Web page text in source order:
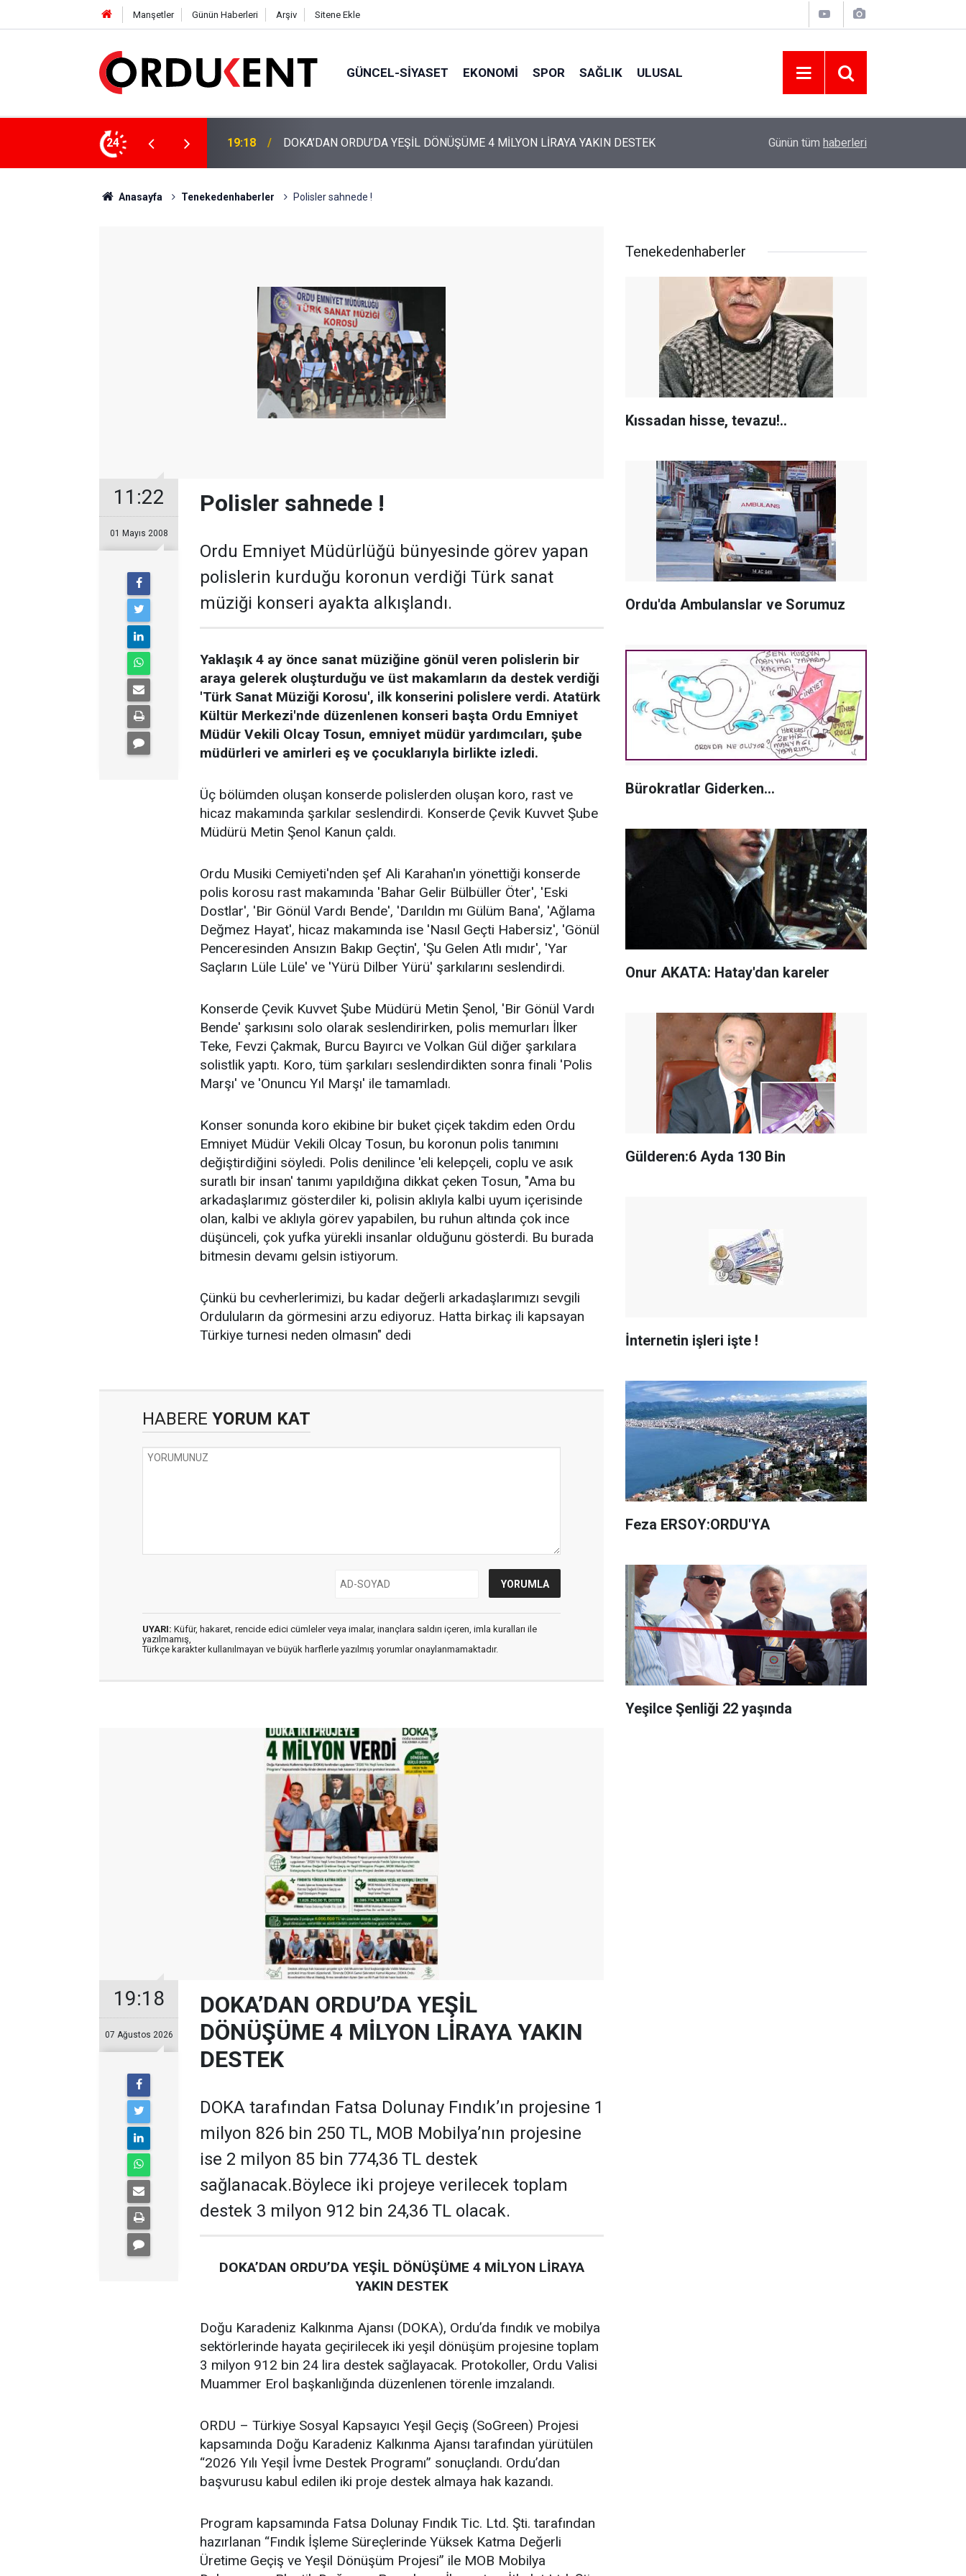
Manşetler Günün Haberleri Arşiv Sitene Ekle
GÜNCEL-SIYASET EKONOMI SPOR SAĞLIK ULUSAL
24
4 MİLYON LİRAYA YAKIN DESTEK 12:46 YENİ PARTİ’NİN ORDU’DAKİ 69 KİŞİLİK KURUCU KADROSU AÇIKLANDI YENİ PARTİ ALTINORDU’DA KURUCU
Günün tüm haberleri
Anasayfa Tenekedenhaberler Polisler sahnede !
11:22
01 Mayıs 2008
Polisler sahnede !
Ordu Emniyet Müdürlüğü bünyesinde görev yapan
polislerin kurduğu koronun verdiği Türk sanat
müziği konseri ayakta alkışlandı.
Yaklaşık 4 ay önce sanat müziğine gönül veren polislerin bir
araya gelerek oluşturduğu ve üst makamların da destek verdiği
'Türk Sanat Müziği Korosu', ilk konserini polislere verdi. Atatürk
Kültür Merkezi'nde düzenlenen konseri başta Ordu Emniyet
Müdür Vekili Olcay Tosun, emniyet müdür yardımcıları, şube
müdürleri ve amirleri eş ve çocuklarıyla birlikte izledi.
Üç bölümden oluşan konserde polislerden oluşan koro, rast ve
hicaz makamında şarkılar seslendirdi. Konserde Çevik Kuvvet Şube
Müdürü Metin Şenol Kanun çaldı.
Ordu Musiki Cemiyeti'nden şef Ali Karahan'ın yönettiği konserde
polis korosu rast makamında 'Bahar Gelir Bülbüller Öter', 'Eski
Dostlar', 'Bir Gönül Vardı Bende', 'Darıldın mı Gülüm Bana', 'Ağlama
Değmez Hayat', hicaz makamında ise 'Nasıl Geçti Habersiz', 'Gönül
Penceresinden Ansızın Bakıp Geçtin', 'Şu Gelen Atlı mıdır', 'Yar
Saçların Lüle Lüle' ve 'Yürü Dilber Yürü' şarkılarını seslendirdi.
Konserde Çevik Kuvvet Şube Müdürü Metin Şenol, 'Bir Gönül Vardı
Bende' şarkısını solo olarak seslendirirken, polis memurları İlker
Teke, Fevzi Çakmak, Burcu Bayırcı ve Volkan Gül diğer şarkılara
solistlik yaptı. Koro, tüm şarkıları seslendirdikten sonra finali 'Polis
Marşı' ve 'Onuncu Yıl Marşı' ile tamamladı.
Konser sonunda koro ekibine bir buket çiçek takdim eden Ordu
Emniyet Müdür Vekili Olcay Tosun, bu koronun polis tanımını
değiştirdiğini söyledi. Polis denilince 'eli kelepçeli, coplu ve asık
suratlı bir insan' tanımı yapıldığına dikkat çeken Tosun, "Ama bu
arkadaşlarımız gösterdiler ki, polisin aklıyla kalbi uyum içerisinde
olan, kalbi ve aklıyla görev yapabilen, bu ruhun altında çok ince
düşünceli, çok yufka yürekli insanlar olduğunu gösterdi. Bu burada
bitmesin devamı gelsin istiyorum.
Çünkü bu cevherlerimizi, bu kadar değerli arkadaşlarımızı sevgili
Orduluların da görmesini arzu ediyoruz. Hatta birkaç ili kapsayan
Türkiye turnesi neden olmasın" dedi
HABERE YORUM KAT
UYARI: Küfür, hakaret, rencide edici cümleler veya imalar, inançlara saldırı içeren, imla kuralları ile
yazılmamış,
Türkçe karakter kullanılmayan ve büyük harflerle yazılmış yorumlar onaylanmamaktadır.
19:18
07 Ağustos 2026
DOKA’DAN ORDU’DA YEŞİL
DÖNÜŞÜME 4 MİLYON LİRAYA YAKIN
DESTEK
DOKA tarafından Fatsa Dolunay Fındık’ın projesine 1
milyon 826 bin 250 TL, MOB Mobilya’nın projesine
ise 2 milyon 85 bin 774,36 TL destek
sağlanacak.Böylece iki projeye verilecek toplam
destek 3 milyon 912 bin 24,36 TL olacak.
DOKA’DAN ORDU’DA YEŞİL DÖNÜŞÜME 4 MİLYON LİRAYA
YAKIN DESTEK
Doğu Karadeniz Kalkınma Ajansı (DOKA), Ordu’da fındık ve mobilya
sektörlerinde hayata geçirilecek iki yeşil dönüşüm projesine toplam
3 milyon 912 bin 24 lira destek sağlayacak. Protokoller, Ordu Valisi
Muammer Erol başkanlığında düzenlenen törenle imzalandı.
ORDU – Türkiye Sosyal Kapsayıcı Yeşil Geçiş (SoGreen) Projesi
kapsamında Doğu Karadeniz Kalkınma Ajansı tarafından yürütülen
“2026 Yılı Yeşil İvme Destek Programı” sonuçlandı. Ordu’dan
başvurusu kabul edilen iki proje destek almaya hak kazandı.
Program kapsamında Fatsa Dolunay Fındık Tic. Ltd. Şti. tarafından
hazırlanan “Fındık İşleme Süreçlerinde Yüksek Katma Değerli
Üretime Geçiş ve Yeşil Dönüşüm Projesi” ile MOB Mobilya
Tenekedenhaberler
Kıssadan hisse, tevazu!..
Ordu'da Ambulanslar ve Sorumuz
Bürokratlar Giderken...
Onur AKATA: Hatay'dan kareler
Gülderen:6 Ayda 130 Bin
İnternetin işleri işte !
Feza ERSOY:ORDU'YA
Yeşilce Şenliği 22 yaşında